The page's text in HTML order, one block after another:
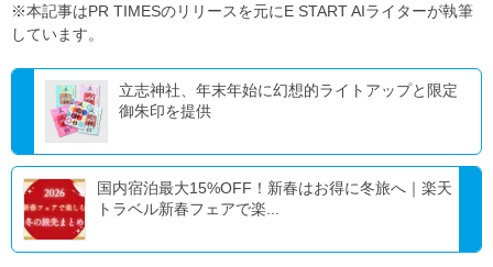
※本記事はPR TIMESのリリースを元にE START AIライターが執筆
しています。
立志神社、年末年始に幻想的ライトアップと限定
御朱印を提供
国内宿泊最大15%OFF！新春はお得に冬旅へ｜楽天
トラベル新春フェアで楽...